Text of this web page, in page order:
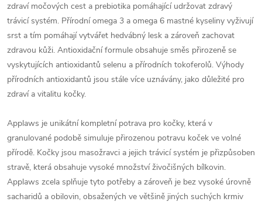
zdraví močových cest a prebiotika pomáhající udržovat zdravý
trávicí systém. Přírodní omega 3 a omega 6 mastné kyseliny vyživují
srst a tím pomáhají vytvářet hedvábný lesk a zároveň zachovat
zdravou kůži. Antioxidační formule obsahuje směs přirozeně se
vyskytujících antioxidantů selenu a přírodních tokoferolů. Výhody
přírodních antioxidantů jsou stále více uznávány, jako důležité pro
zdraví a vitalitu kočky.
Applaws je unikátní kompletní potrava pro kočky, která v
granulované podobě simuluje přirozenou potravu koček ve volné
přírodě. Kočky jsou masožravci a jejich trávicí systém je přizpůsoben
stravě, která obsahuje vysoké množství živočišných bílkovin.
Applaws zcela splňuje tyto potřeby a zároveň je bez vysoké úrovně
sacharidů a obilovin, obsažených ve většině jiných suchých krmiv